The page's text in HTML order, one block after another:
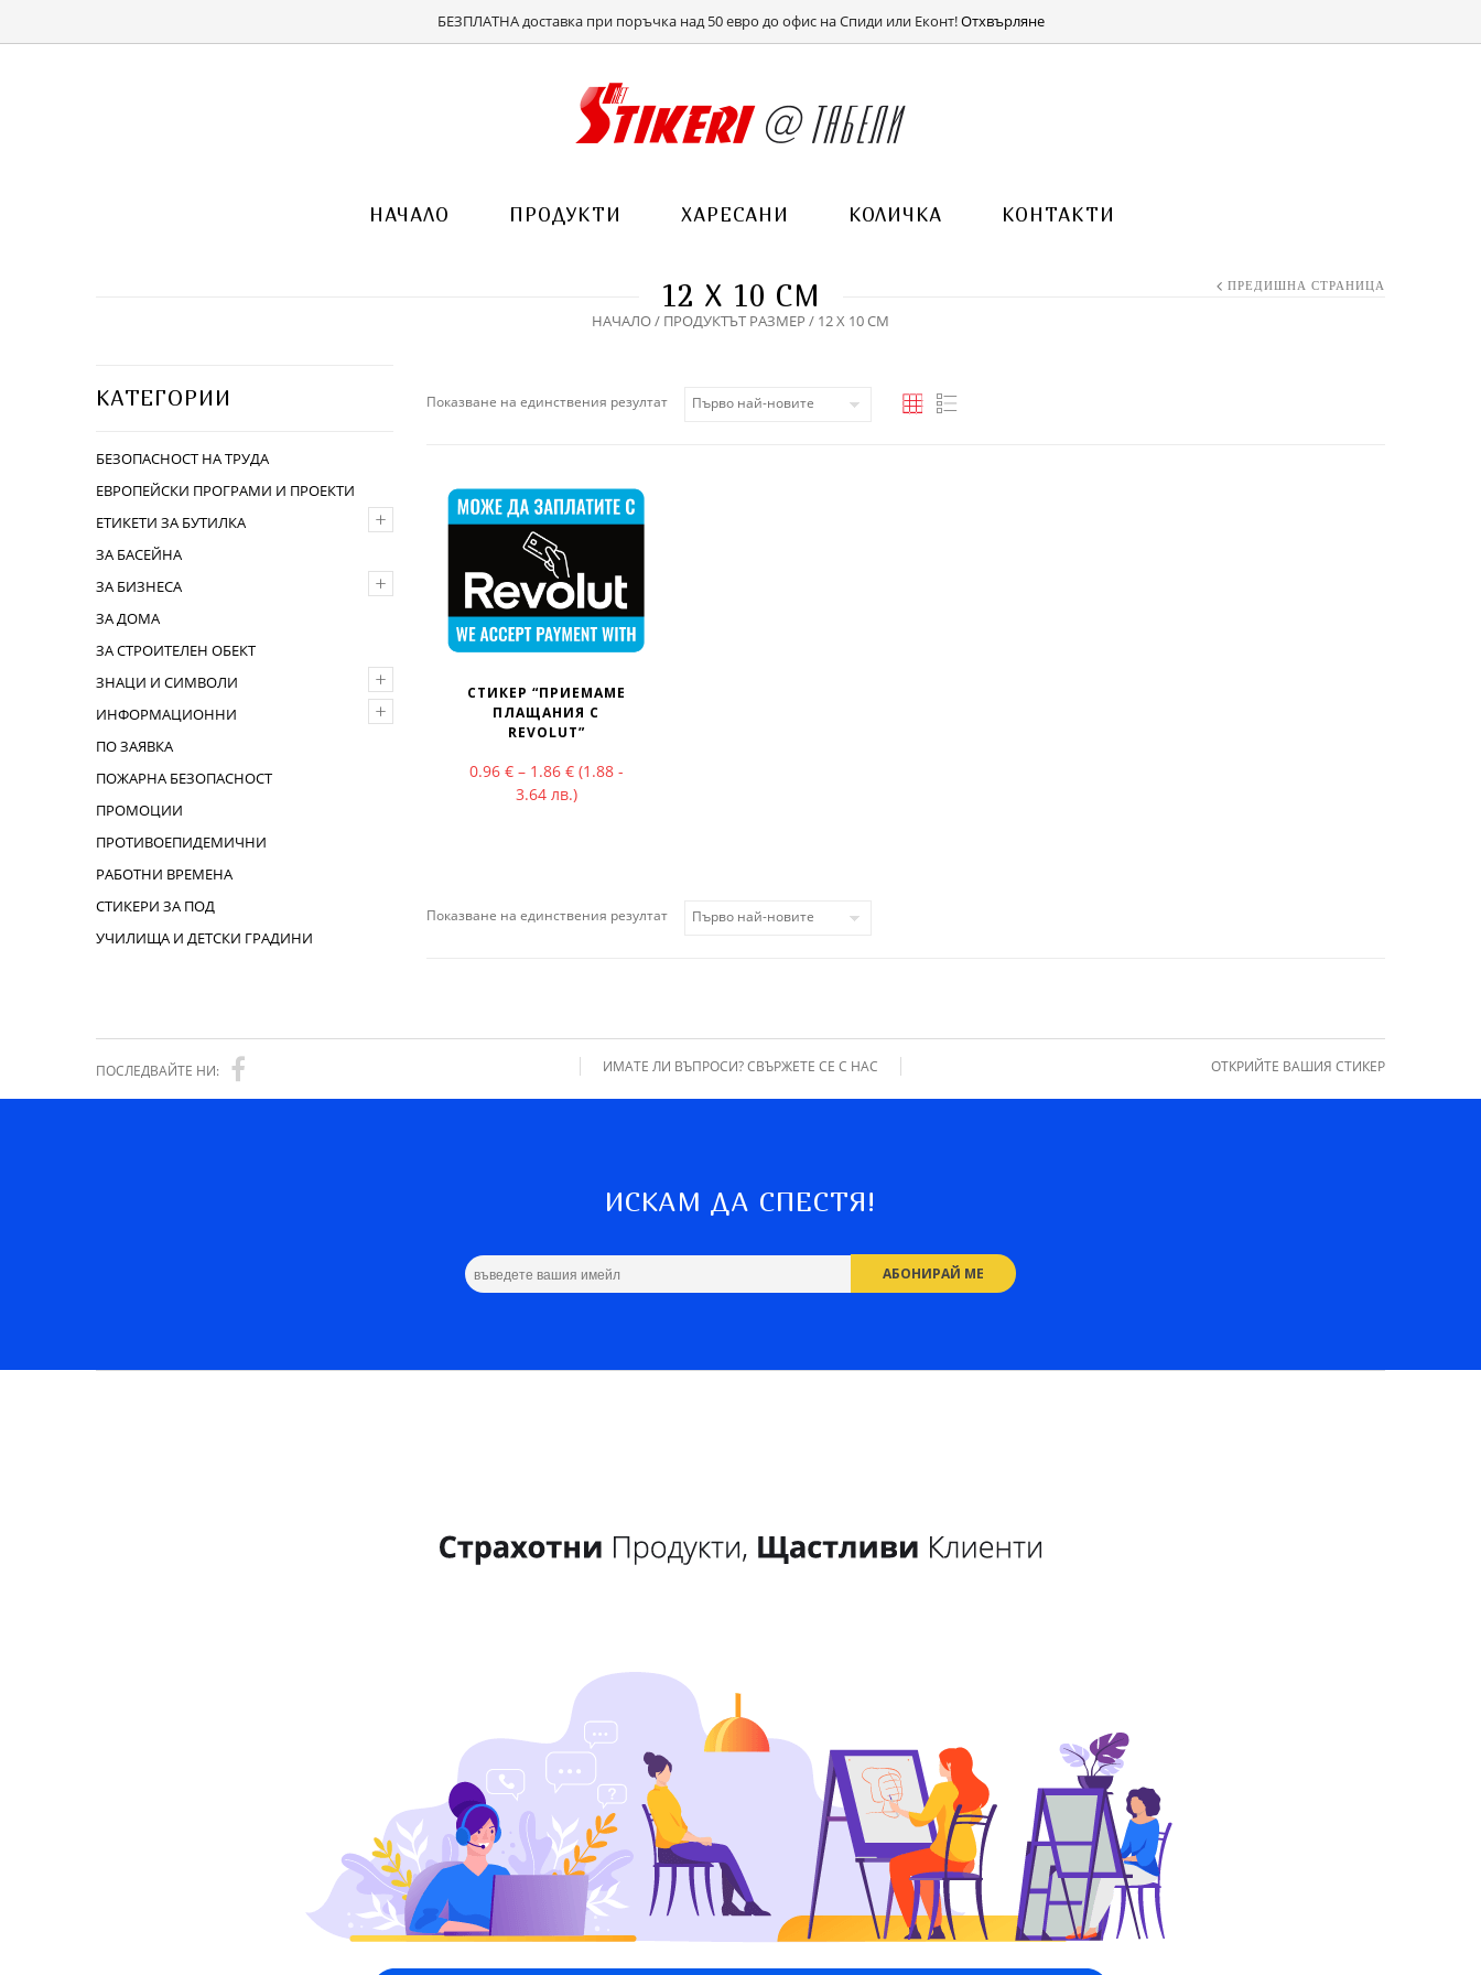
БЕЗПЛАТНА доставка при поръчка над 50 евро до офис на Спиди или Еконт!Отхвърляне
ВХОД РЕГИСТРАЦИЯ
НАЧАЛО ПРОДУКТИ ХАРЕСАНИ КОЛИЧКА КОНТАКТИ
12 Х 10 СМ
НАЧАЛО/ ПРОДУКТЪТ РАЗМЕР / 12 Х 10 СМ
ПРЕДИШНА СТРАНИЦА
КАТЕГОРИИ
БЕЗОПАСНОСТ НА ТРУДА
ЕВРОПЕЙСКИ ПРОГРАМИ И ПРОЕКТИ
+
ЕТИКЕТИ ЗА БУТИЛКА
ЗА БАСЕЙНА
+
ЗА БИЗНЕСА
ЗА ДОМА
ЗА СТРОИТЕЛЕН ОБЕКТ
+
ЗНАЦИ И СИМВОЛИ
+
ИНФОРМАЦИОННИ
ПО ЗАЯВКА
ПОЖАРНА БЕЗОПАСНОСТ
ПРОМОЦИИ
ПРОТИВОЕПИДЕМИЧНИ
РАБОТНИ ВРЕМЕНА
СТИКЕРИ ЗА ПОД
УЧИЛИЩА И ДЕТСКИ ГРАДИНИ
Показване на единствения резултат
СТИКЕР “ПРИЕМАМЕ
ПЛАЩАНИЯ С
REVOLUT”
0.96 € – 1.86 €Price range: 0.96 € through 1.86 €
(1.88 -
3.64 лв.)
Показване на единствения резултат
ПОСЛЕДВАЙТЕ НИ: ИМАТЕ ЛИ ВЪПРОСИ? СВЪРЖЕТЕ СЕ С НАС ОТКРИЙТЕ ВАШИЯ СТИКЕР
ИСКАМ ДА СПЕСТЯ!